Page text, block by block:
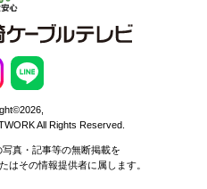
All Rights Reserved.
真・記事等の無断掲載を
はその情報提供者に属します。